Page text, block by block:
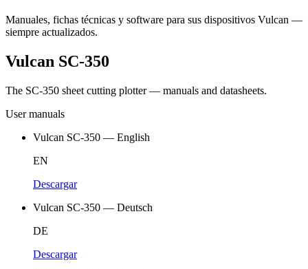
Manuales, fichas técnicas y software para sus dispositivos Vulcan —
siempre actualizados.
Vulcan SC-350
The SC-350 sheet cutting plotter — manuals and datasheets.
User manuals
Vulcan SC-350 — English
EN
Descargar
Vulcan SC-350 — Deutsch
DE
Descargar